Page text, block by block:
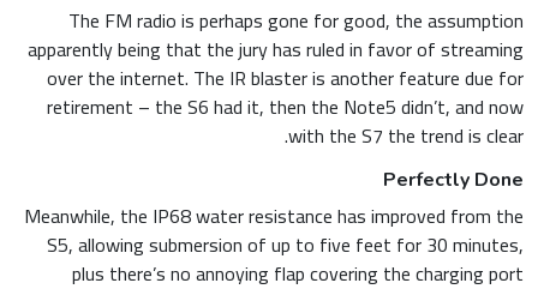
The FM radio is perhaps gone for good, the assumption
apparently being that the jury has ruled in favor of streaming
over the internet. The IR blaster is another feature due for
retirement – the S6 had it, then the Note5 didn’t, and now
with the S7 the trend is clear.
Perfectly Done
Meanwhile, the IP68 water resistance has improved from the
S5, allowing submersion of up to five feet for 30 minutes,
plus there’s no annoying flap covering the charging port